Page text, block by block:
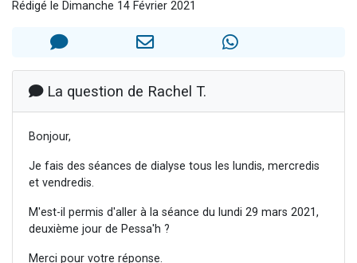
Il reste 49 places pour étudier en groupe sur Zoom
12 nouvelles musiques dans Torah-Box Music
2 personnes viennent de nous rejoindre sur WhatsApp
Rédigé le Dimanche 14 Février 2021
La question de Rachel T.
Bonjour,
Je fais des séances de dialyse tous les lundis, mercredis
et vendredis.
M'est-il permis d'aller à la séance du lundi 29 mars 2021,
deuxième jour de Pessa'h ?
Merci pour votre réponse.